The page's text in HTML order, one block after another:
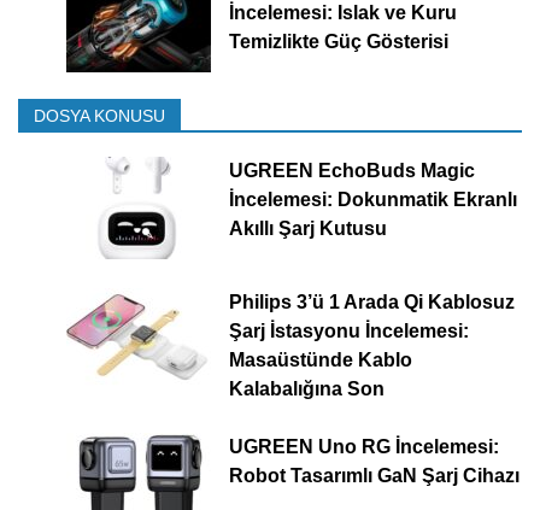
İncelemesi: Islak ve Kuru
Temizlikte Güç Gösterisi
DOSYA KONUSU
UGREEN EchoBuds Magic
İncelemesi: Dokunmatik Ekranlı
Akıllı Şarj Kutusu
Philips 3’ü 1 Arada Qi Kablosuz
Şarj İstasyonu İncelemesi:
Masaüstünde Kablo
Kalabalığına Son
UGREEN Uno RG İncelemesi:
Robot Tasarımlı GaN Şarj Cihazı